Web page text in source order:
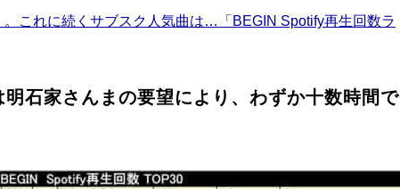
。これに続くサブスク人気曲は…「BEGIN Spotify再生回数ラ
石家さんまの要望により、わずか十数時間で